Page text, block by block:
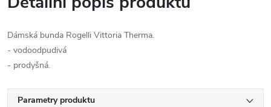
Dámská bunda Rogelli Vittoria Therma.
- vodoodpudivá
- prodyšná.
Parametry produktu